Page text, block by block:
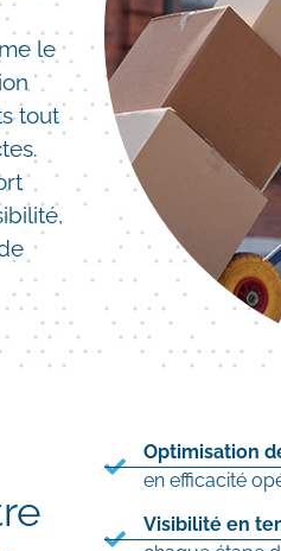
le
tout
Optimisation
en efficacité
Visibilité en